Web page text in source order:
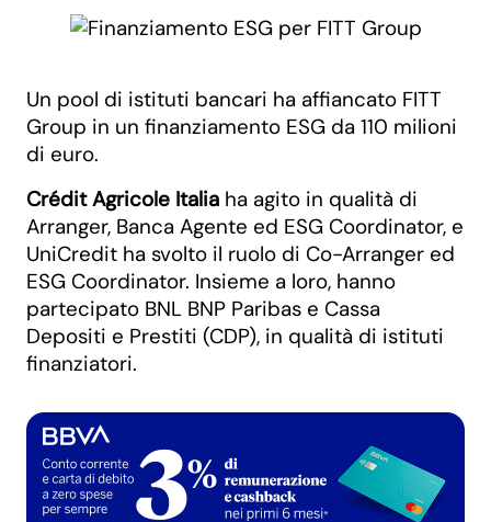
Un pool di istituti bancari ha affiancato FITT
Group in un finanziamento ESG da 110 milioni
di euro.
Crédit Agricole Italia ha agito in qualità di
Arranger, Banca Agente ed ESG Coordinator, e
UniCredit ha svolto il ruolo di Co-Arranger ed
ESG Coordinator. Insieme a loro, hanno
partecipato BNL BNP Paribas e Cassa
Depositi e Prestiti (CDP), in qualità di istituti
finanziatori.